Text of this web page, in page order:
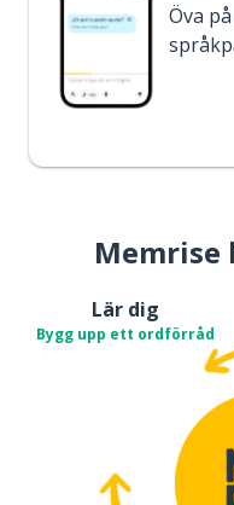
Öva
Memrise
Lär dig
Bygg upp ett ordförråd